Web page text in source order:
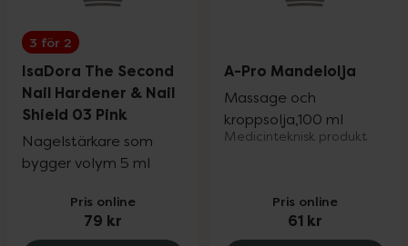
3 för 2
IsaDora The Second
Nail Hardener & Nail
Shield 03 Pink
Nagelstärkare som
bygger volym 5 ml
Pris online
79 kr
A-Pro Mandelolja
Massage och
kroppsolja,100 ml
Medicinteknisk produkt
Pris online
61 kr